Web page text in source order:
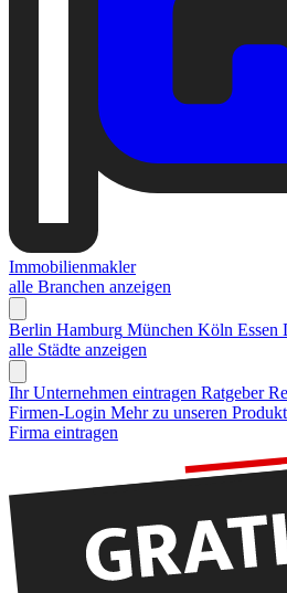
Immobilienmakler
alle Branchen anzeigen
Berlin Hamburg München Köln Essen
alle Städte anzeigen
Ihr Unternehmen eintragen Ratgeber
Firmen-Login Mehr zu unseren
Firma eintragen